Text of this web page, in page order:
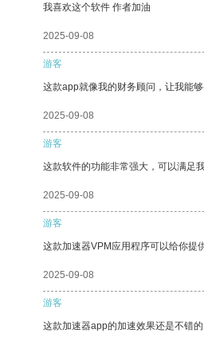
我喜欢这个软件 作者加油
2025-09-08
游客
这款app就像我的财务顾问，让我能够
2025-09-08
游客
这款软件的功能非常强大，可以满足
2025-09-08
游客
这款加速器VPM应用程序可以给你提
2025-09-08
游客
这款加速器app的加速效果还是不错